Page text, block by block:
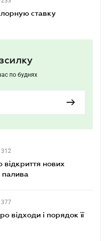
ставку
по буднях
312
відкриття нових
палива
377
відходи і порядок її